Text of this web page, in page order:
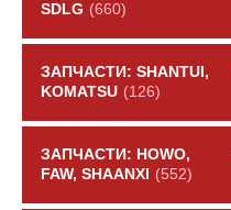
SDLG (660)
ЗАПЧАСТИ: SHANTUI,
KOMATSU (126)
ЗАПЧАСТИ: HOWO,
FAW, SHAANXI
(552)